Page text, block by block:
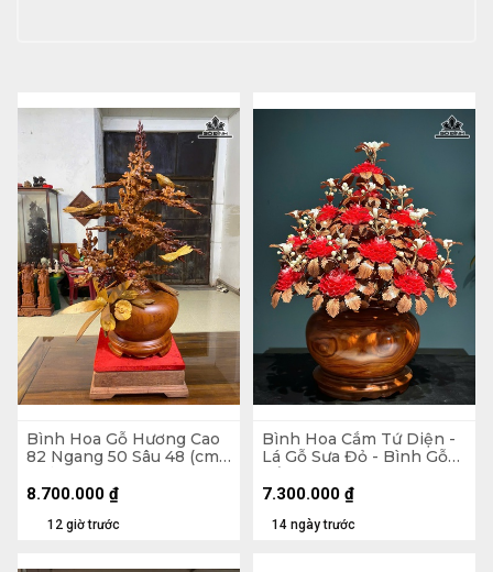
Bình Hoa Gỗ Hương Cao
82 Ngang 50 Sâu 48 (cm)
12 giờ trước
8.700.000 ₫
Bình Hoa Cắm Tứ Diện -
Lá Gỗ Sưa Đỏ - Bình Gỗ
Đường Kính 45 (cm)
14 ngày trước
7.300.000 ₫